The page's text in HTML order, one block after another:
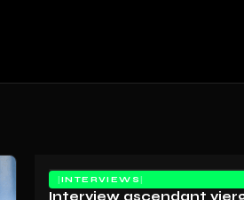
INTERVIEWS
Interview ascendant